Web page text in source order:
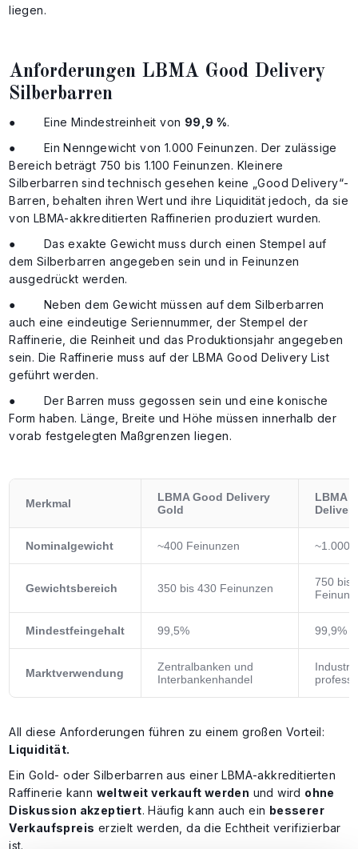
liegen.
Anforderungen LBMA Good Delivery
Silberbarren
● Eine Mindestreinheit von 99,9 %.
● Ein Nenngewicht von 1.000 Feinunzen. Der zulässige
Bereich beträgt 750 bis 1.100 Feinunzen. Kleinere
Silberbarren sind technisch gesehen keine „Good Delivery“-
Barren, behalten ihren Wert und ihre Liquidität jedoch, da sie
von LBMA-akkreditierten Raffinerien produziert wurden.
● Das exakte Gewicht muss durch einen Stempel auf
dem Silberbarren angegeben sein und in Feinunzen
ausgedrückt werden.
● Neben dem Gewicht müssen auf dem Silberbarren
auch eine eindeutige Seriennummer, der Stempel der
Raffinerie, die Reinheit und das Produktionsjahr angegeben
sein. Die Raffinerie muss auf der LBMA Good Delivery List
geführt werden.
● Der Barren muss gegossen sein und eine konische
Form haben. Länge, Breite und Höhe müssen innerhalb der
vorab festgelegten Maßgrenzen liegen.
Merkmal
LBMA Good Delivery
Gold
LBMA
Nominalgewicht ~400 Feinunzen ~1.000
Gewichtsbereich 350 bis 430 Feinunzen
750 bis
Mindestfeingehalt 99,5% 99,9%
Marktverwendung
Zentralbanken und
Interbankenhandel
All diese Anforderungen führen zu einem großen Vorteil:
Liquidität.
Ein Gold- oder Silberbarren aus einer LBMA-akkreditierten
Raffinerie kann weltweit verkauft werden und wird ohne
Diskussion akzeptiert. Häufig kann auch ein besserer
Verkaufspreis erzielt werden, da die Echtheit verifizierbar
ist.